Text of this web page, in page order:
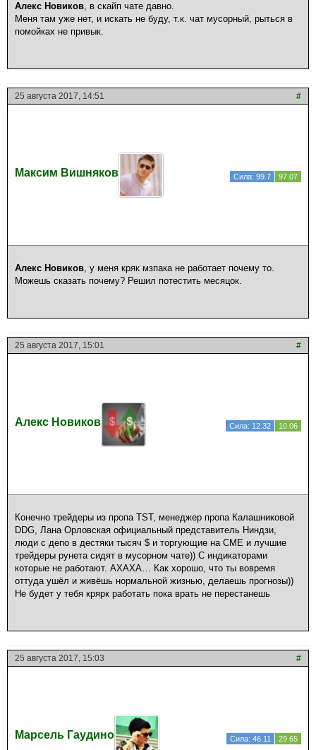
Алекс Новиков, в скайп чате давно.
Меня там уже нет, и искать не буду, т.к. чат мусорный, рыться в
помойках не привык.
25 августа 2017, 14:51 #
Максим Вишняков Сила: 99.7 97.07
Алекс Новиков, у меня кряк мзпака не работает почему то.
Можешь сказать почему? Решил потестить месяцок.
25 августа 2017, 15:01 #
Алекс Новиков Сила: 12.32 10.06
Конечно трейдеры из пропа TST, менеджер пропа Калашниковой
DDG, Лана Орловская официальный представитель Ниндзи,
люди с депо в дестяки тысяч $ и торгующие на СМЕ и лучшие
трейдеры рунета сидят в мусорном чате)) С индикаторами
которые не работают. АХАХА… Как хорошо, что ты вовремя
оттуда ушёл и живёшь нормальной жизнью, делаешь прогнозы))
Не будет у тебя крярк работать пока врать не перестанешь
25 августа 2017, 15:03 #
Марсель Гаудино Сила: 46.11 29.65